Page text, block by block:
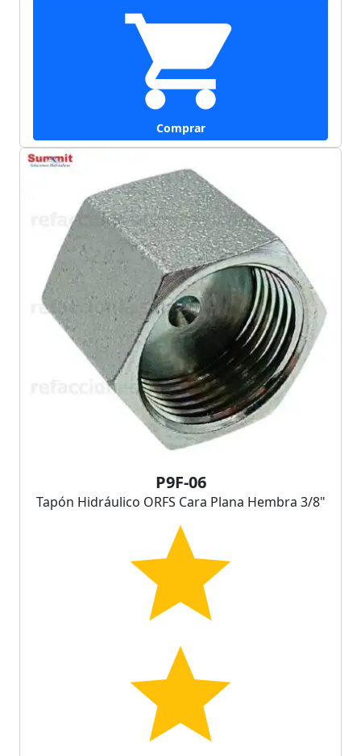
Comprar
P9F-06
Tapón Hidráulico ORFS Cara Plana Hembra 3/8"